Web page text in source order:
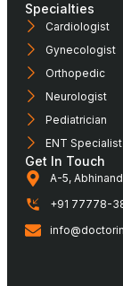
Specialties
Cardiologist
Gynecologist
Orthopedic
Neurologist
Pediatrician
ENT Specialist
Get In Touch
A-5,
+91 77778-